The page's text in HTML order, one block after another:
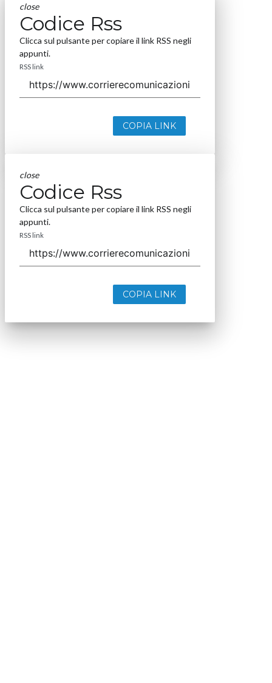
close
Codice Rss
Clicca sul pulsante per copiare il link RSS negli
appunti.
RSS link
COPIA LINK
close
Codice Rss
Clicca sul pulsante per copiare il link RSS negli
appunti.
RSS link
COPIA LINK